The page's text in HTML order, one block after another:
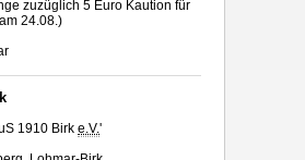
zuzüglich 5 Euro Kaution für
24.08.)
1910 Birk e.V.'